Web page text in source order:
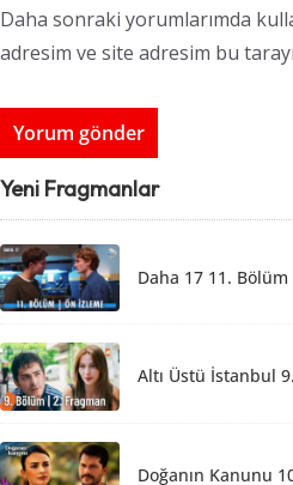
Daha sonraki yorumlarımda
adresim ve site adresim bu
Yeni Fragmanlar
Daha 17 11.
Altı Üstü İstanbul
Doğanın Kanunu